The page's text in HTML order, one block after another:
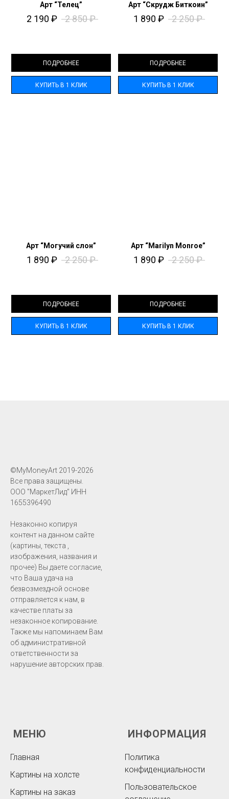
Арт “Телец”
2 190 ₽ 2 850₽
ПОДРОБНЕЕ
КУПИТЬ В 1 КЛИК
Арт “Скрудж Биткоин”
1 890 ₽ 2 250₽
ПОДРОБНЕЕ
КУПИТЬ В 1 КЛИК
Арт “Могучий слон”
1 890 ₽ 2 250₽
ПОДРОБНЕЕ
КУПИТЬ В 1 КЛИК
Арт “Marilyn Monroe”
1 890 ₽ 2 250₽
ПОДРОБНЕЕ
КУПИТЬ В 1 КЛИК
©MyMoneyArt 2019-2026
Все права защищены.
ООО "МаркетЛид" ИНН
1655396490
Незаконно копируя
контент на данном сайте
(картины, текста ,
изображения, названия и
прочее) Вы даете согласие,
что Ваша удача на
безвозмездной основе
отправляется к нам, в
качестве платы за
незаконное копирование.
Также мы напоминаем Вам
об административной
ответственности за
нарушение авторских прав.
МЕНЮ
Главная
Картины на холсте
Картины на заказ
ИНФОРМАЦИЯ
Политика
конфиденциальности
Пользовательское